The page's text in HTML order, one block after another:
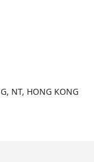
NT, HONG KONG